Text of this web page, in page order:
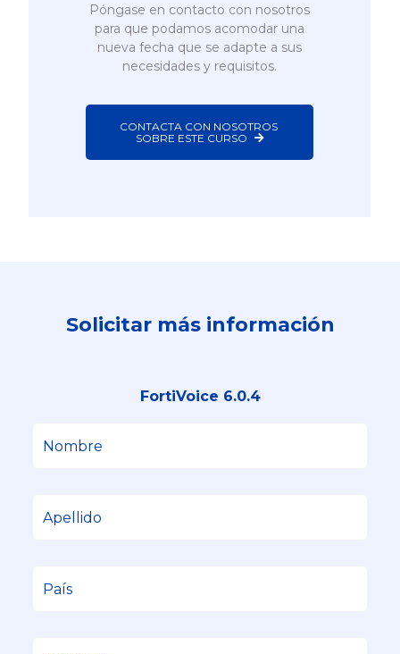
Póngase en contacto con nosotros
para que podamos acomodar una
nueva fecha que se adapte a sus
necesidades y requisitos.
CONTACTA CON NOSOTROS
SOBRE ESTE CURSO
Solicitar más información
FortiVoice 6.0.4